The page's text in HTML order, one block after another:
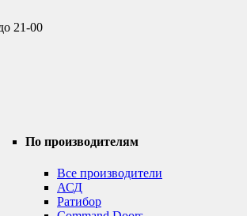
21-00
По производителям
Все производители
АСД
Ратибор